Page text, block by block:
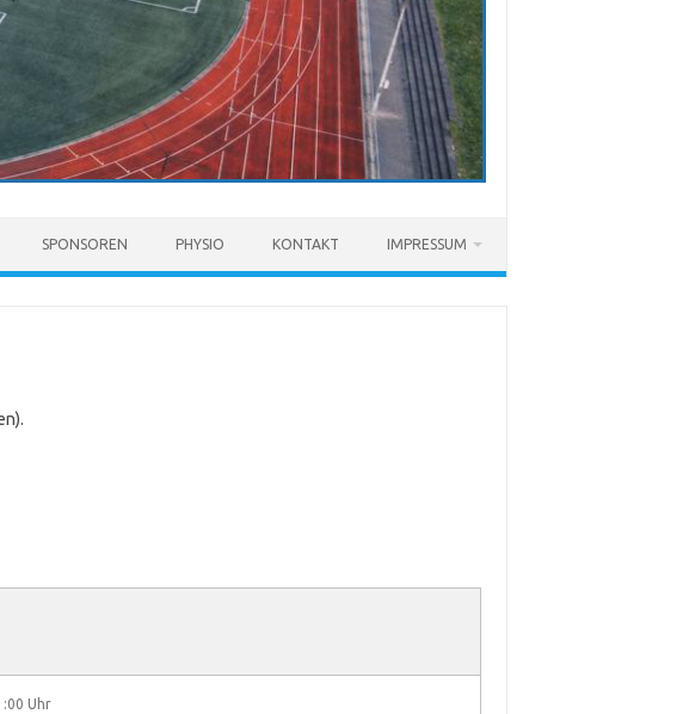
SPONSOREN PHYSIO KONTAKT IMPRESSUM
Uhr